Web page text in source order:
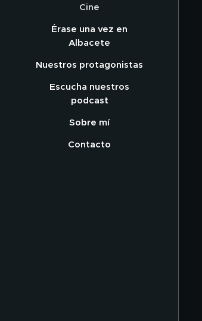
Cine
Érase una vez en
Albacete
Nuestros protagonistas
Escucha nuestros
podcast
Sobre mí
Contacto